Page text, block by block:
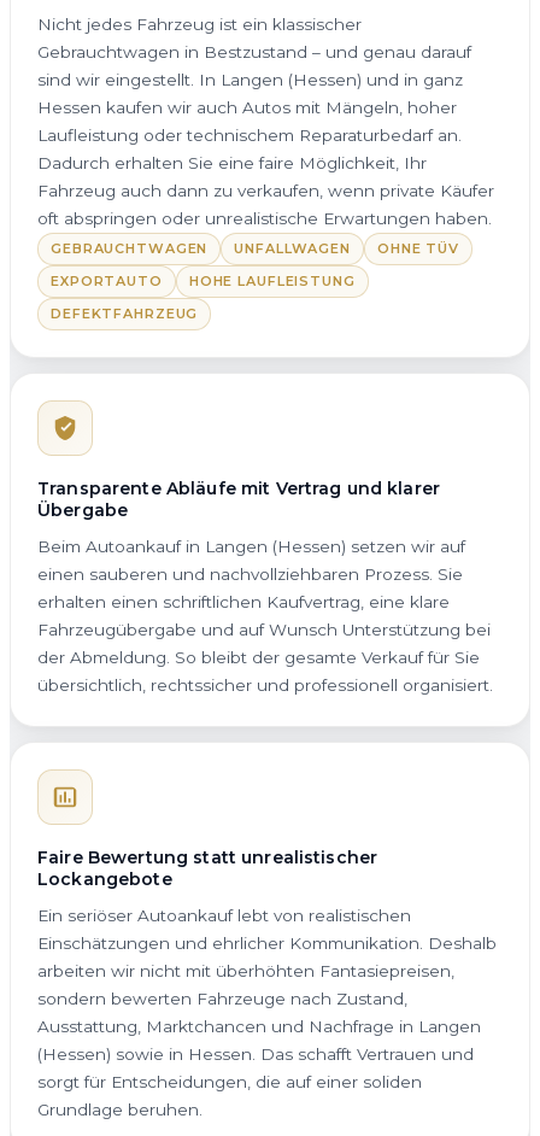
Nicht jedes Fahrzeug ist ein klassischer
Gebrauchtwagen in Bestzustand – und genau darauf
sind wir eingestellt. In Langen (Hessen) und in ganz
Hessen kaufen wir auch Autos mit Mängeln, hoher
Laufleistung oder technischem Reparaturbedarf an.
Dadurch erhalten Sie eine faire Möglichkeit, Ihr
Fahrzeug auch dann zu verkaufen, wenn private Käufer
oft abspringen oder unrealistische Erwartungen haben.
GEBRAUCHTWAGEN UNFALLWAGEN
OHNE TÜV
EXPORTAUTO
HOHE LAUFLEISTUNG
DEFEKTFAHRZEUG
Transparente Abläufe mit Vertrag und klarer
Übergabe
Beim Autoankauf in Langen (Hessen) setzen wir auf
einen sauberen und nachvollziehbaren Prozess. Sie
erhalten einen schriftlichen Kaufvertrag, eine klare
Fahrzeugübergabe und auf Wunsch Unterstützung bei
der Abmeldung. So bleibt der gesamte Verkauf für Sie
übersichtlich, rechtssicher und professionell organisiert.
Faire Bewertung statt unrealistischer
Lockangebote
Ein seriöser Autoankauf lebt von realistischen
Einschätzungen und ehrlicher Kommunikation. Deshalb
arbeiten wir nicht mit überhöhten Fantasiepreisen,
sondern bewerten Fahrzeuge nach Zustand,
Ausstattung, Marktchancen und Nachfrage in Langen
(Hessen) sowie in Hessen. Das schafft Vertrauen und
sorgt für Entscheidungen, die auf einer soliden
Grundlage beruhen.